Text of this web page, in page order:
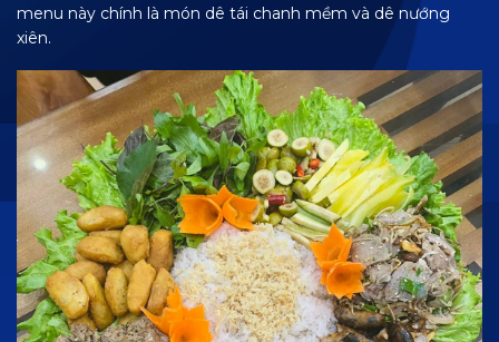
menu này chính là món dê tái chanh mềm và dê nướng
xiên.